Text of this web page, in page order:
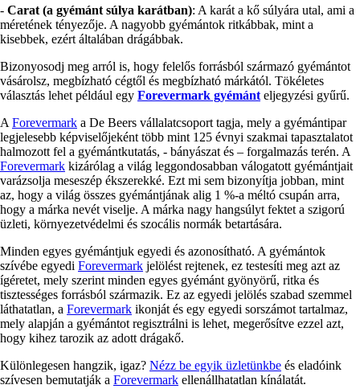
- Carat (a gyémánt súlya karátban): A karát a kő súlyára utal, ami a
méretének tényezője. A nagyobb gyémántok ritkábbak, mint a
kisebbek, ezért általában drágábbak.
Bizonyosodj meg arról is, hogy felelős forrásból származó gyémántot
vásárolsz, megbízható cégtől és megbízható márkától. Tökéletes
választás lehet például egy Forevermark gyémánteljegyzési gyűrű.
AForevermark a De Beers vállalatcsoport tagja, mely a gyémántipar
legjelesebb képviselőjeként több mint 125 évnyi szakmai tapasztalatot
halmozott fel a gyémántkutatás, - bányászat és – forgalmazás terén. A
Forevermark kizárólag a világ leggondosabban válogatott gyémántjait
varázsolja meseszép ékszerekké. Ezt mi sem bizonyítja jobban, mint
az, hogy a világ összes gyémántjának alig 1 %-a méltó csupán arra,
hogy a márka nevét viselje. A márka nagy hangsúlyt fektet a szigorú
üzleti, környezetvédelmi és szocális normák betartására.
Minden egyes gyémántjuk egyedi és azonosítható. A gyémántok
szívébe egyedi Forevermark jelölést rejtenek, ez testesíti meg azt az
ígéretet, mely szerint minden egyes gyémánt gyönyörű, ritka és
tisztességes forrásból származik. Ez az egyedi jelölés szabad szemmel
láthatatlan, a Forevermark ikonját és egy egyedi sorszámot tartalmaz,
mely alapján a gyémántot regisztrálni is lehet, megerősítve ezzel azt,
hogy kihez tarozik az adott drágakő.
Különlegesen hangzik, igaz? Nézz be egyik üzletünkbe és eladóink
szívesen bemutatják a Forevermark ellenállhatatlan kínálatát.